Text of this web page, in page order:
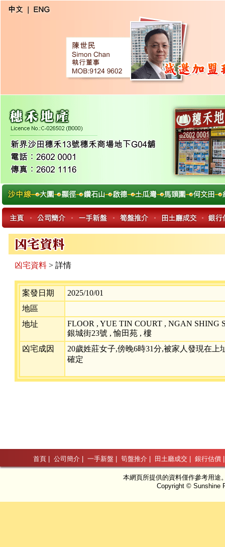
凶宅資料 > 詳情
案發日期
2025/10/01
地區
地址
FLOOR , YUE TIN COURT , NGAN SHING
銀城街23號 , 愉田苑 , 樓
凶宅成因
20歲姓莊女子,傍晚6時31分,被家人發現在
確定
首頁| 公司簡介| 一手新盤| 筍盤推介| 田土廳成交 銀行估價
本網頁所提供的資料僅作參考用途
Copyright © Sunshine